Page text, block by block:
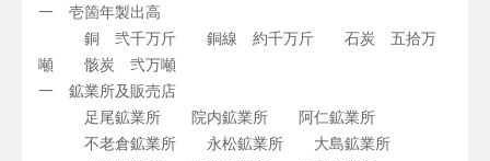
一 壱箇年製出高
銅 弐千万斤 銅線 約千万斤 石炭 五拾万
噸 骸炭 弐万噸
一 鉱業所及販売店
足尾鉱業所 院内鉱業所 阿仁鉱業所
不老倉鉱業所 永松鉱業所 大島鉱業所